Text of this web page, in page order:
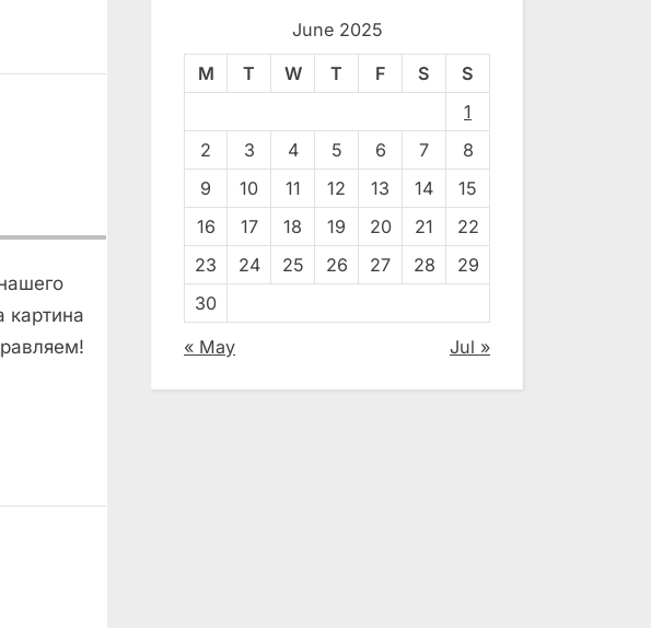
June 2025
M T W T F S
S
1
2
3 4 5 6 7
8
9
10 11 12 13 14
15
16
17 18 19 20 21
22
23
24 25 26 27 28
29
30
« May Jul »